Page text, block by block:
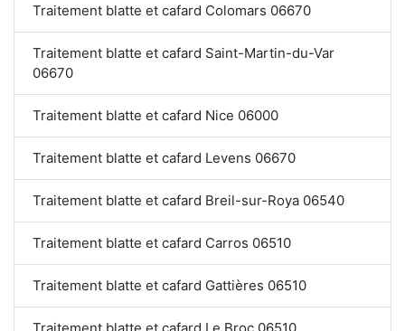
Traitement blatte et cafard Colomars 06670
Traitement blatte et cafard Saint-Martin-du-Var
06670
Traitement blatte et cafard Nice 06000
Traitement blatte et cafard Levens 06670
Traitement blatte et cafard Breil-sur-Roya 06540
Traitement blatte et cafard Carros 06510
Traitement blatte et cafard Gattières 06510
Traitement blatte et cafard Le Broc 06510